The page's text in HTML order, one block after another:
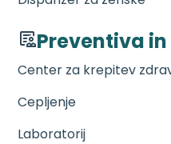
Preventiva
Center za krepitev
Cepljenje
Laboratorij